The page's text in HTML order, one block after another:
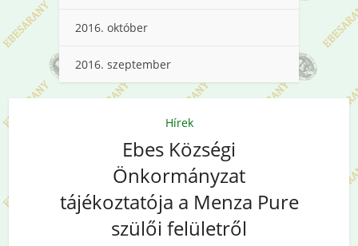
2016. október
2016. szeptember
Hírek
Ebes Községi
Önkormányzat
tájékoztatója a Menza Pure
szülői felületről